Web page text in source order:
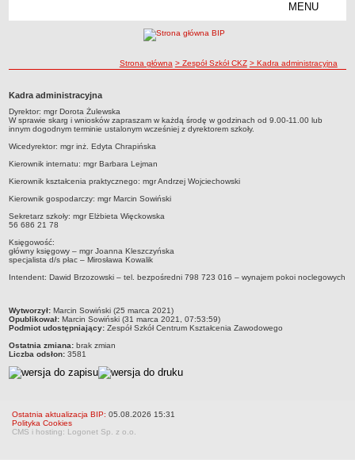
MENU
Koordynator ds. dostępności
Plan działania na rzecz poprawy zapewnienia dostępności
RODO
Strategia rozwoju
Gminy
Wydziały
Samodzielne stanowiska pracy
Praca w urzędzie
Praca w urzędzie - archiwum
Adres i godziny pracy
Elektroniczna Skrzynka Podawcza
Standardy ochrony małoletnich
SYGNALISTA
ścieżka nawigacji
Strona główna > Zespół Szkół CKZ > Kadra administracyjna
Kadra administracyjna
Dyrektor: mgr Dorota Żulewska
W sprawie skarg i wniosków zapraszam w każdą środę w godzinach od 9.00-11.00 lub
innym dogodnym terminie ustalonym wcześniej z dyrektorem szkoły.
Wicedyrektor: mgr inż. Edyta Chrapińska
Kierownik internatu: mgr Barbara Lejman
Kierownik kształcenia praktycznego: mgr Andrzej Wojciechowski
Kierownik gospodarczy: mgr Marcin Sowiński
Sekretarz szkoły: mgr Elżbieta Więckowska
56 686 21 78
Księgowość:
główny księgowy – mgr Joanna Kleszczyńska
specjalista d/s płac – Mirosława Kowalik
Intendent: Dawid Brzozowski – tel. bezpośredni 798 723 016 – wynajem pokoi noclegowych
metryczka
Wytworzył: Marcin Sowiński (25 marca 2021)
Opublikował: Marcin Sowiński (31 marca 2021, 07:53:59)
Podmiot udostępniający: Zespół Szkół Centrum Kształcenia Zawodowego
Ostatnia zmiana: brak zmian
Liczba odsłon: 3581
Ostatnia aktualizacja BIP: 05.08.2026 15:31
Polityka Cookies
CMS i hosting: Logonet Sp. z o.o.